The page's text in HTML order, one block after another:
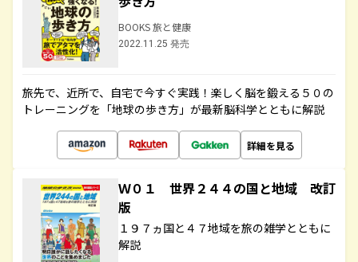
BOOKS 旅と健康
2022.11.25 発売
旅先で、近所で、自宅で今すぐ実践！楽しく脳を鍛える５０の
トレーニングを「地球の歩き方」が最新脳科学とともに解説
詳細を見る
Ｗ０１ 世界２４４の国と地域 改訂
版
１９７ヵ国と４７地域を旅の雑学とともに
解説